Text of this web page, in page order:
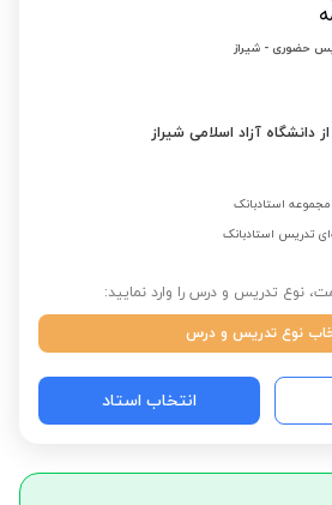
حضوری - شیراز
دانشگاه آزاد اسلامی شیراز
استادبانک
تدریس استادبانک
نوع تدریس و درس را وارد نمایید:
نوع تدریس و درس
انتخاب استاد